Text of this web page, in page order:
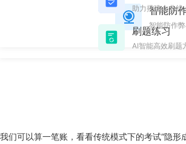
智能防
智能防作
助力搭建企业线
刷题练习
AI智能高效刷题
我们可以算一笔账，看看传统模式下的考试“隐形